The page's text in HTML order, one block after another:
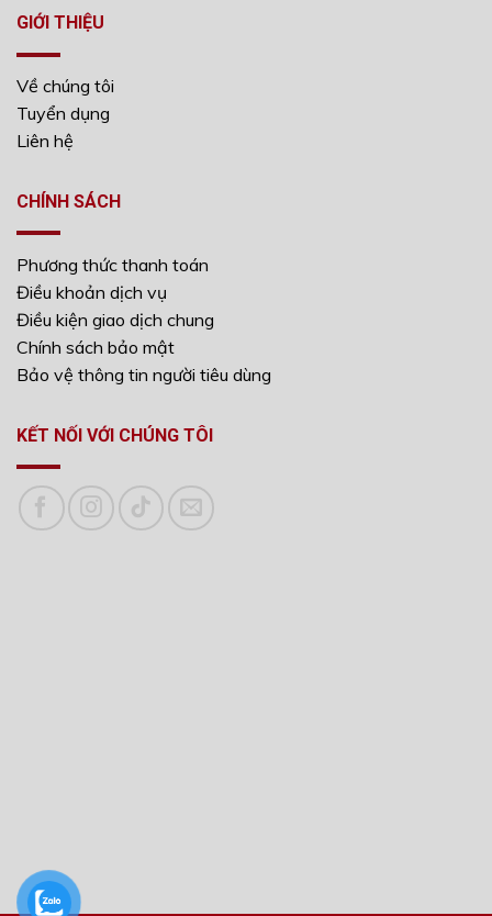
GIỚI THIỆU
Về chúng tôi
Tuyển dụng
Liên hệ
CHÍNH SÁCH
Phương thức thanh toán
Điều khoản dịch vụ
Điều kiện giao dịch chung
Chính sách bảo mật
Bảo vệ thông tin người tiêu dùng
KẾT NỐI VỚI CHÚNG TÔI